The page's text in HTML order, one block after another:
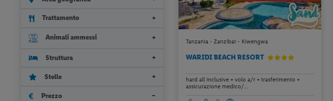
Trattamento
Animali ammessi
Struttura
Stelle
Prezzo
Tanzania - Zanzibar - Kiwengwa
WARIDI BEACH RESORT
hard all inclusive + volo a/r + trasferimento +
assicurazione medico/...